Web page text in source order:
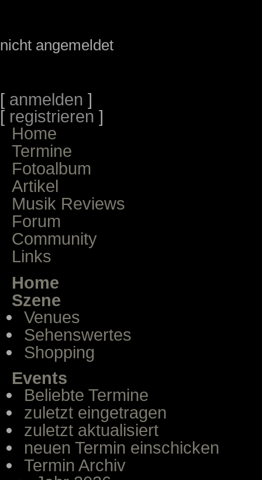
nicht angemeldet
[ anmelden ]
[ registrieren ]
Home
Termine
Fotoalbum
Artikel
Musik Reviews
Forum
Community
Links
Home
Szene
Venues
Sehenswertes
Shopping
Events
Beliebte Termine
zuletzt eingetragen
zuletzt aktualisiert
neuen Termin einschicken
Termin Archiv